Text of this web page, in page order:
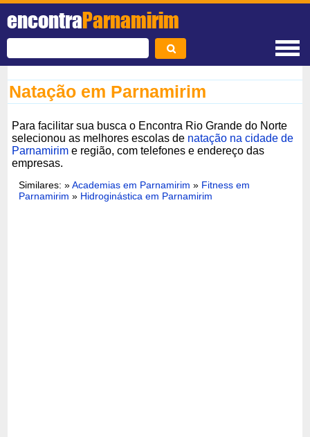
encontraParnamirim
Natação em Parnamirim
Para facilitar sua busca o Encontra Rio Grande do Norte
selecionou as melhores escolas de natação na cidade de
Parnamirim e região, com telefones e endereço das
empresas.
Similares: »Academias em Parnamirim » Fitness em
Parnamirim » Hidroginástica em Parnamirim